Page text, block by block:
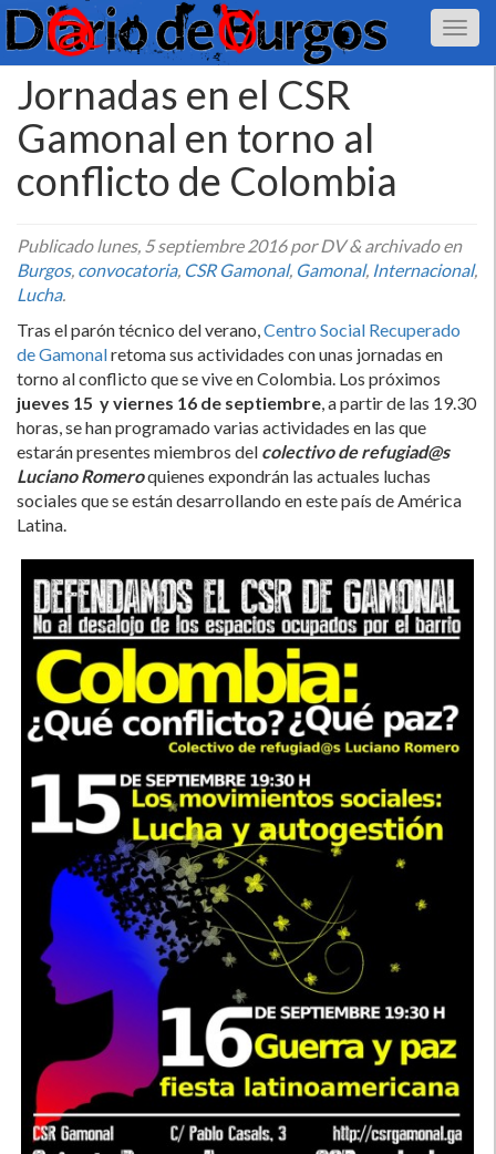
Jornadas en el CSR
Gamonal en torno al
conflicto de Colombia
Publicadolunes, 5 septiembre 2016por DV&archivado en
Burgos, convocatoria, CSR Gamonal, Gamonal, Internacional,
Lucha.
Tras el parón técnico del verano,Centro Social Recuperado
de Gamonalretoma sus actividades con unas jornadas en
torno al conflicto que se vive en Colombia. Los próximos
jueves 15 y viernes 16 de septiembre, a partir de las 19.30
horas, se han programado varias actividades en las que
estarán presentes miembros del colectivo de refugiad@s
Luciano Romeroquienes expondrán las actuales luchas
sociales que se están desarrollando en este paí­s de América
Latina.